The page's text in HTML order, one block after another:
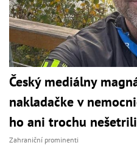
Český mediálny
nakladačke v
ho ani trochu
Zahraniční prominenti